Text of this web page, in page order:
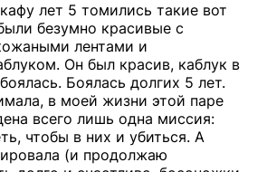
лет 5 томились такие вот
безумно красивые с
лентами и
Он был красив, каблук в
Боялась долгих 5 лет.
в моей жизни этой паре
всего лишь одна миссия:
чтобы в них и убиться. А
(и продолжаю